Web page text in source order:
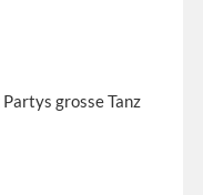
grosse Tanz